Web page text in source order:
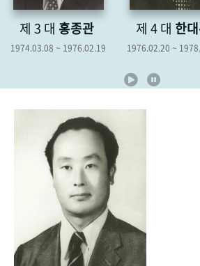
50+1주년 기념
성과 50선 숫자로 보는 50년 50 +1주
세계와 함께 한 KIHASA
제 4 대한대우
1976.02.20 ~ 1978.11.07
제 5 대
1976.04.07 ~